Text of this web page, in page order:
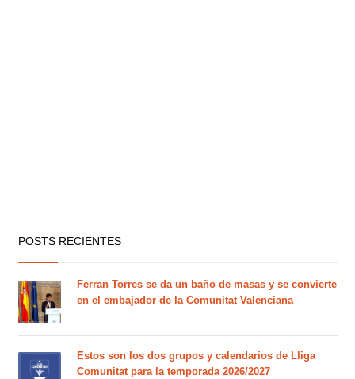
POSTS RECIENTES
Ferran Torres se da un baño de masas y se convierte
en el embajador de la Comunitat Valenciana
Estos son los dos grupos y calendarios de Lliga
Comunitat para la temporada 2026/2027